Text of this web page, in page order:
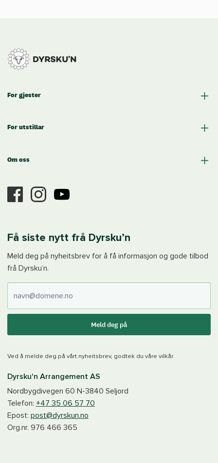
For gjester
For utstillar
Om oss
Få siste nytt frå Dyrsku’n
Meld deg på nyheitsbrev for å få informasjon og gode tilbod
frå Dyrsku’n.
Meld deg på
Ved å melde deg på vårt nyheitsbrev, godtek du våre vilkår.
Dyrsku'n Arrangement AS
Nordbygdivegen 60 N-3840 Seljord
Telefon: +47 35 06 57 70
Epost: post@dyrskun.no
Org.nr. 976 466 365